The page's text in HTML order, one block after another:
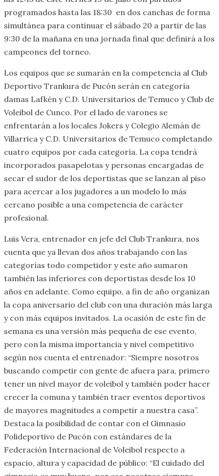
programados hasta las 18:30 en dos canchas de forma
simultánea para continuar el sábado 20 a partir de las
9:30 de la mañana en una jornada final que definirá a los
campeones del torneo.
Los equipos que se sumarán en la competencia al Club
Deportivo Trankura de Pucón serán en categoría
damas Lafkén y C.D. Universitarios de Temuco y Club de
Voleibol de Cunco. Por el lado de varones se
enfrentarán a los locales Jokers y Colegio Alemán de
Villarrica y C.D. Universitarios de Temuco completando
cuatro equipos por cada categoría. La copa tendrá
incorporados pasapelotas y personas encargadas de
secar el sudor de los deportistas que se lanzan al piso
para acercar a los jugadores a un modelo lo más
cercano posible a una competencia de carácter
profesional.
Luis Vera, entrenador en jefe del Club Trankura, nos
cuenta que ya llevan dos años trabajando con las
categorías todo competidor y este año sumaron
también las inferiores con deportistas desde los 10
años en adelante. Como equipo, a fin de año organizan
la copa aniversario del club con una duración más larga
y con más equipos invitados. La ocasión de este fin de
semana es una versión más pequeña de ese evento,
pero con la misma importancia y nivel competitivo
según nos cuenta el entrenador: “Siempre nosotros
buscando competir con gente de afuera para, primero
tener un nivel mayor de voleibol y también poder hacer
crecer la comuna y también traer eventos deportivos
de mayores magnitudes a competir a nuestra casa”.
Destaca la posibilidad de contar con el Gimnasio
Polideportivo de Pucón con estándares de la
Federación Internacional de Voleibol respecto a
espacio, altura y capacidad de público: “El cuidado del